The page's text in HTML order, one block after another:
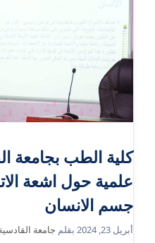
كلية الطب بجامعة
علمية حول اشعة
جسم الانسان
أبريل 23, 2024 بقلم جامعة